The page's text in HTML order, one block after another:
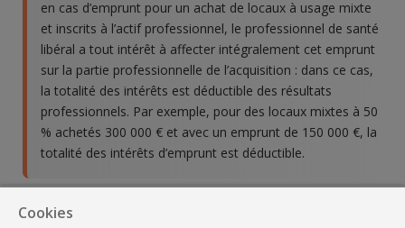
en cas d’emprunt pour un achat de locaux à usage mixte
et inscrits à l’actif professionnel, le professionnel de santé
libéral a tout intérêt à affecter intégralement cet emprunt
sur la partie professionnelle de l’acquisition : dans ce cas,
la totalité des intérêts est déductible des résultats
professionnels. Par exemple, pour des locaux mixtes à 50
% achetés 300 000 € et avec un emprunt de 150 000 €, la
totalité des intérêts d’emprunt est déductible.
À lire aussi :
Cookies